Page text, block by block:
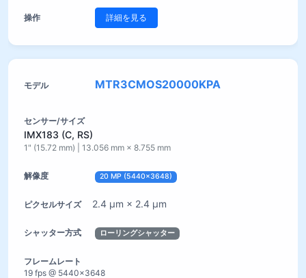
詳細を見る
MTR3CMOS20000KPA
IMX183 (C, RS)
1" (15.72 mm) | 13.056 mm × 8.755 mm
20 MP (5440×3648)
2.4 µm × 2.4 µm
ローリングシャッター
19 fps @ 5440×3648